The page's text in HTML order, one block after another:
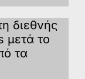
διεθνής
μετά το
τα